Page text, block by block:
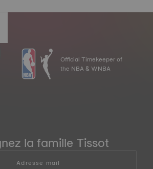
Official Timekeeper of
the NBA & WNBA
la famille Tissot
Adresse mail